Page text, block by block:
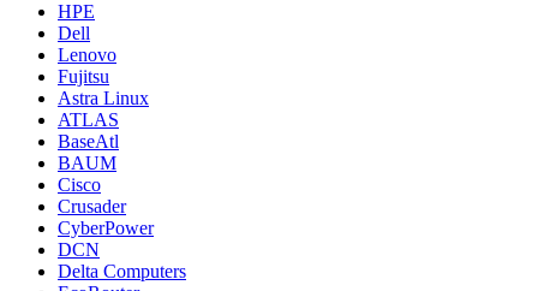
HPE
Dell
Lenovo
Fujitsu
Astra Linux
ATLAS
BaseAtl
BAUM
Cisco
Crusader
CyberPower
DCN
Delta Computers